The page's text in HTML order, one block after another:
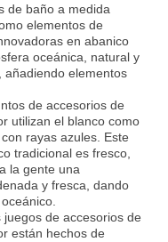
de baño a medida
elementos de
en abanico
oceánica, natural y
añadiendo elementos
de accesorios de
utilizan el blanco como
rayas azules. Este
tradicional es fresco,
la gente una
y fresca, dando
juegos de accesorios de
están hechos de